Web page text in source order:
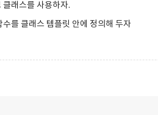
래스를 사용하자.
를 클래스 템플릿 안에 정의해 두자